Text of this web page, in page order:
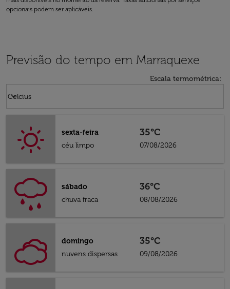
opcionais podem ser aplicáveis.
Previsão do tempo em Marraquexe
Escala termométrica:
Celcius
keyboard_arrow_down
sexta-feira
céu limpo
35°C
07/08/2026
sábado
chuva fraca
36°C
08/08/2026
domingo
nuvens dispersas
35°C
09/08/2026